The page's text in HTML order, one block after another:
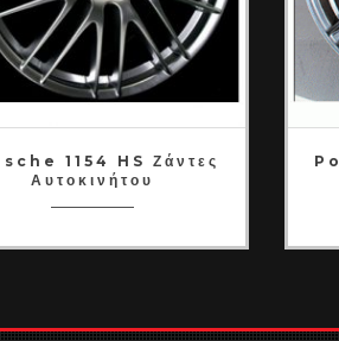
1154 HS Ζάντες
Αυτοκινήτου